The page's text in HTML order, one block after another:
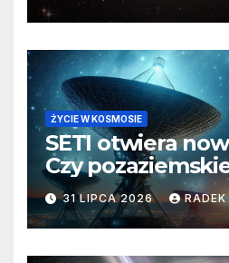
ŻYCIE W KOSMOSIE
SETI otwiera
Czy
czekają w
miejscach?
31 LIPCA 2026